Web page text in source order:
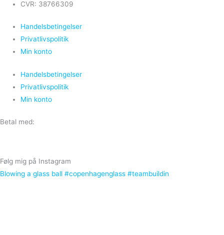
CVR: 38766309
Handelsbetingelser
Privatlivspolitik
Min konto
Handelsbetingelser
Privatlivspolitik
Min konto
Betal med:
Følg mig på Instagram
Blowing a glass ball #copenhagenglass #teambuildin